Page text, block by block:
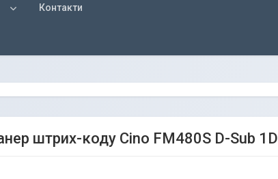
Контакти
штрих-коду Cino FM480S D-Sub 1D